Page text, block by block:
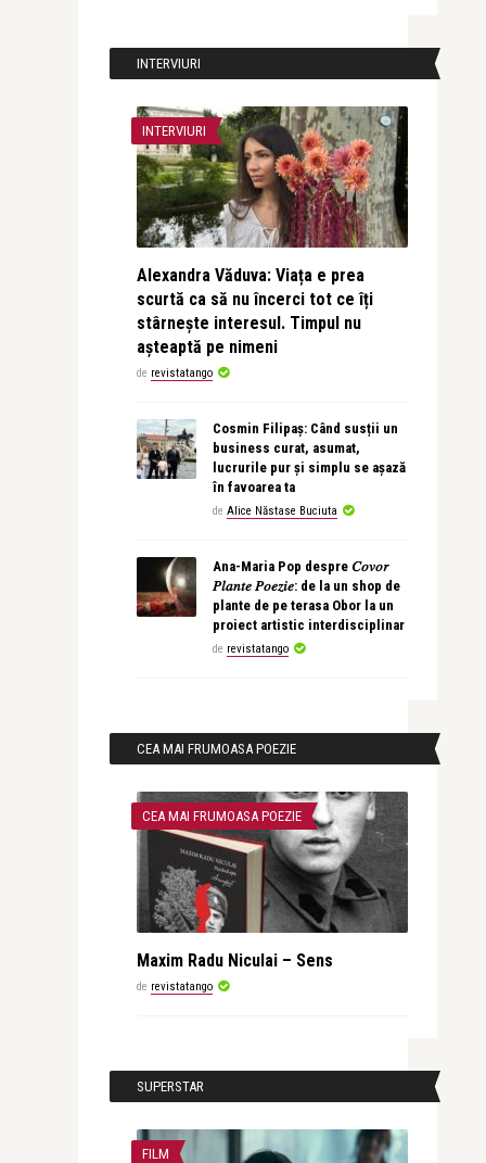
INTERVIURI
INTERVIURI
Alexandra Văduva: Viața e prea
scurtă ca să nu încerci tot ce îți
stârnește interesul. Timpul nu
așteaptă pe nimeni
de revistatango
Cosmin Filipaș: Când susții un
business curat, asumat,
lucrurile pur și simplu se așază
în favoarea ta
de Alice Năstase Buciuta
Ana-Maria Pop despre 𝐶𝑜𝑣𝑜𝑟
𝑃𝑙𝑎𝑛𝑡𝑒 𝑃𝑜𝑒𝑧𝑖𝑒: de la un shop de
plante de pe terasa Obor la un
proiect artistic interdisciplinar
de revistatango
CEA MAI FRUMOASA POEZIE
CEA MAI FRUMOASA POEZIE
Maxim Radu Niculai – Sens
de revistatango
SUPERSTAR
FILM